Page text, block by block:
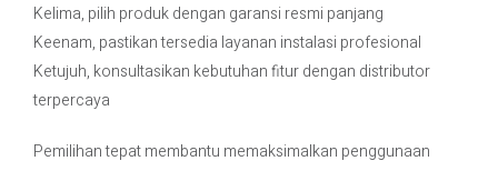
Kelima, pilih produk dengan garansi resmi panjang
Keenam, pastikan tersedia layanan instalasi profesional
Ketujuh, konsultasikan kebutuhan fitur dengan distributor
terpercaya
Pemilihan tepat membantu memaksimalkan penggunaan